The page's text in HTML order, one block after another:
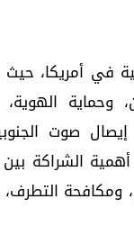
في أمريكا،
الهوية،
صوت
الشراكة بين
ومكافحة